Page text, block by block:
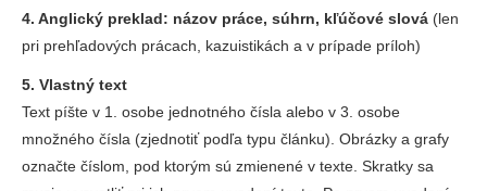
4. Anglický preklad: názov práce, súhrn, kľúčové slová (len
pri prehľadových prácach, kazuistikách a v prípade príloh)
5. Vlastný text
Text píšte v 1. osobe jednotného čísla alebo v 3. osobe
množného čísla (zjednotiť podľa typu článku). Obrázky a grafy
označte číslom, pod ktorým sú zmienené v texte. Skratky sa